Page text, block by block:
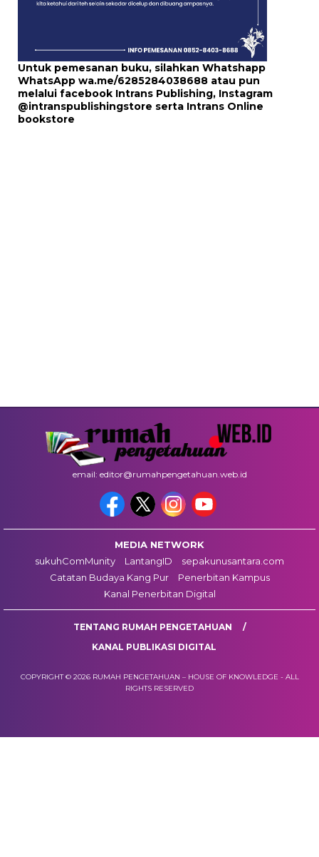
Untuk pemesanan buku, silahkan Whatshapp
WhatsApp wa.me/6285284038688 atau pun
melalui facebook Intrans Publishing, Instagram
@intranspublishingstore serta Intrans Online
bookstore
email: editor@rumahpengetahuan.web.id
MEDIA NETWORK
sukuhComMunity
LantangID
sepakunusantara.com
Catatan Budaya Kang Pur
Penerbitan Kampus
Kanal Penerbitan Digital
TENTANG RUMAH PENGETAHUAN
KANAL PUBLIKASI DIGITAL
COPYRIGHT © 2026 RUMAH PENGETAHUAN – HOUSE OF KNOWLEDGE - ALL
RIGHTS RESERVED